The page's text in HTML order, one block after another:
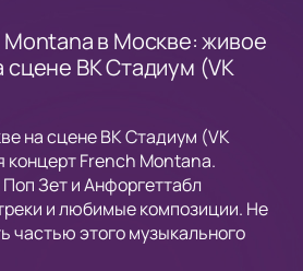
в Москве: живое
сцене ВК Стадиум (VK
на сцене ВК Стадиум (VK
концерт French Montana.
Зет и Анфоргеттабл
и любимые композиции. Не
частью этого музыкального